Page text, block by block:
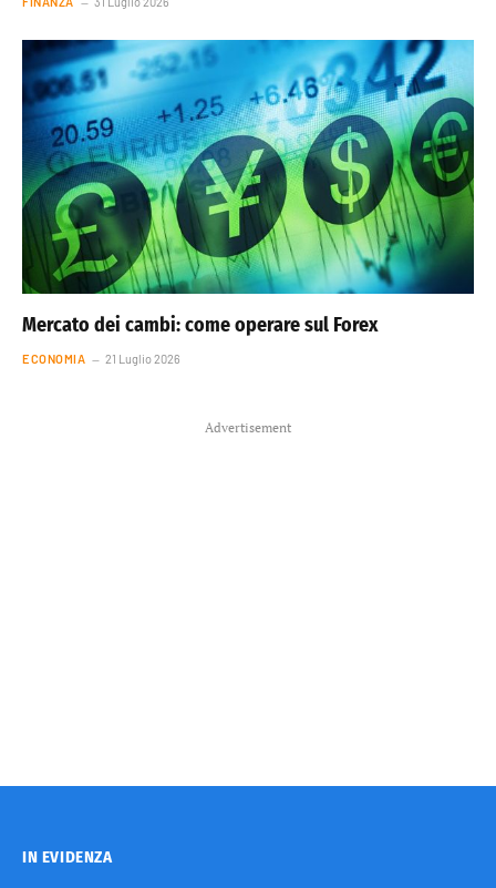
Mercato dei cambi: come operare sul Forex
ECONOMIA 21 Luglio 2026
Advertisement
IN EVIDENZA